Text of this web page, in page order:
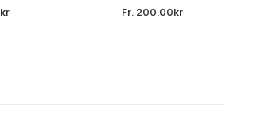
kr Fr. 200.00kr